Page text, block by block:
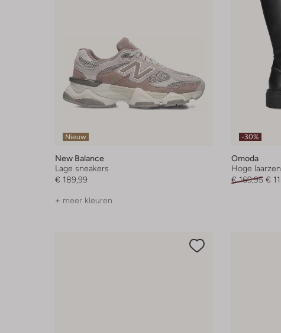
Nieuw
New Balance
Lage sneakers
€ 189,99
+ meer kleuren
-30%
Omoda
Hoge laarzen
€ 169,95 €